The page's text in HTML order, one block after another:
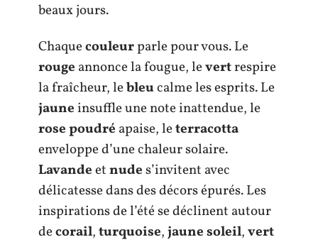
beaux jours.
Chaquecouleurparle pour vous. Le
rouge annonce la fougue, levertrespire
la fraîcheur, lebleucalme les esprits. Le
jauneinsuffle une note inattendue, le
rose poudré apaise, leterracotta
enveloppe d’une chaleur solaire.
Lavandeetnudes’invitent avec
délicatesse dans des décors épurés. Les
inspirations de l’été se déclinent autour
decorail,turquoise,jaune soleil,vert